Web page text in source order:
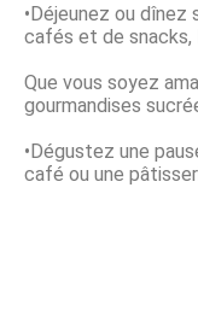
•Déjeunez ou
cafés et de
Que vous soyez
gourmandises
•Dégustez une
café ou une